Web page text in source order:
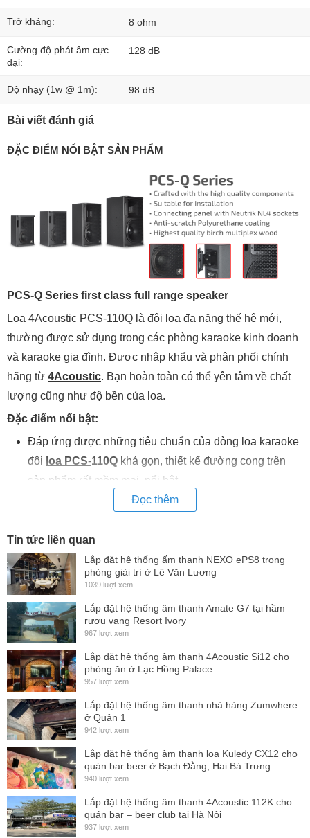
Trở kháng: 8 ohm
Cường độ phát âm cực
đại:
128 dB
Độ nhạy (1w @ 1m): 98 dB
Bài viết đánh giá
ĐẶC ĐIỂM NỔI BẬT SẢN PHẨM
PCS-Q Series first class full range speaker
Loa 4Acoustic PCS-110Q là đôi loa đa năng thế hệ mới,
thường được sử dụng trong các phòng karaoke kinh doanh
và karaoke gia đình. Được nhập khẩu và phân phối chính
hãng từ 4Acoustic. Bạn hoàn toàn có thể yên tâm về chất
lượng cũng như độ bền của loa.
Đặc điểm nổi bật:
Đáp ứng được những tiêu chuẩn của dòng loa karaoke
đôi loa PCS-110Q khá gọn, thiết kế đường cong trên
sản phẩm rất mềm mại, nổi bật.
Phần thân gỗ của loa được phủ một lớp nhám chống
dụng loa tránh được sự trầy xước, bộ loa của bạn lúc
nào cũng như mới. Đó là thiết kế vô cùng hợp lý của
dòng loa này.
Mặt ê căng làm từ kim loại chống gỉ cao cấp cùng với
lớp vải mỏng chống bụi bẩn và lọc âm vô cùng tốt.
Thiết kế đẹp mắt và đầy ấn tượng với tone màu đen
huyền bí trên tổng thể sản phẩm cả thùng loa và mặt ê
căng.
Hình thành trên cái nôi của
trong những nơi của sự văn minh và cải tiến
Đặc biệt là các ngành sản xuất thiếp bị âm thanh, đây là
nơi sản sinh ra những thương hiệu âm thanh nổi tiếng
và được người dùng ưa thích lựa chọn.
Cấu tạo loa:
Là một đôi loa Karaoke chuyên nghiệp và cao cấp
Đọc thêm
Tin tức liên quan
Lắp đặt hệ thống ấm thanh NEXO ePS8 trong
phòng giải trí ở Lê Văn Lương
1039 lượt xem
Lắp đặt hệ thống âm thanh Amate G7 tại hầm
rượu vang Resort Ivory
967 lượt xem
Lắp đặt hệ thống âm thanh 4Acoustic Si12 cho
phòng ăn ở Lạc Hồng Palace
957 lượt xem
Lắp đặt hệ thống âm thanh nhà hàng Zumwhere
ở Quận 1
942 lượt xem
Lắp đặt hệ thống âm thanh loa Kuledy CX12 cho
quán bar beer ở Bạch Đằng, Hai Bà Trưng
940 lượt xem
Lắp đặt hệ thống âm thanh 4Acoustic 112K cho
quán bar – beer club tại Hà Nội
937 lượt xem